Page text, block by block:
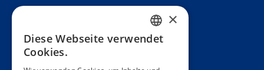
Teams
Partner
FRENCH
×
Diese Webseite verwendet
Cookies.